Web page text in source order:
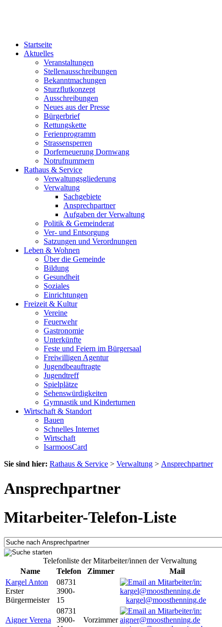
Startseite
Aktuelles
Veranstaltungen
Stellenausschreibungen
Bekanntmachungen
Sturzflutkonzept
Ausschreibungen
Neues aus der Presse
Bürgerbrief
Rettungskette
Ferienprogramm
Strassensperren
Dorferneuerung Dornwang
Notrufnummern
Rathaus & Service
Verwaltungsgliederung
Verwaltung
Sachgebiete
Ansprechpartner
Aufgaben der Verwaltung
Politik & Gemeinderat
Ver- und Entsorgung
Satzungen und Verordnungen
Leben & Wohnen
Über die Gemeinde
Bildung
Gesundheit
Soziales
Einrichtungen
Freizeit & Kultur
Vereine
Feuerwehr
Gastronomie
Unterkünfte
Feste und Feiern im Bürgersaal
Freiwilligen Agentur
Jugendbeauftragte
Jugendtreff
Spielplätze
Sehenswürdigkeiten
Gymnastik und Kinderturnen
Wirtschaft & Standort
Bauen
Schnelles Internet
Wirtschaft
IsarmoosCard
Sie sind hier: Rathaus & Service > Verwaltung > Ansprechpartner
Ansprechpartner
Mitarbeiter-Telefon-Liste
Telefonliste der Mitarbeiter/innen der Verwaltung
Name
Telefon Zimmer
Mail
Kargel Anton
Erster
Bürgermeister
08731
3900-
15
kargel@moosthenning.de
Aigner Verena
08731
3900-
Vorzimmer